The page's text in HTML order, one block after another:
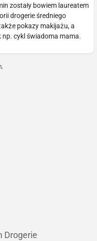
zostały bowiem laureatem
drogerie średniego
pokazy makijażu, a
cykl świadoma mama.
Drogerie